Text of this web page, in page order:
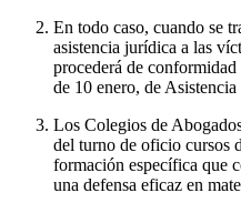
En todo caso, cuando se
asistencia jurídica a las
procederá de
de 10 enero, de
Los Colegios de
del turno de oficio cursos
formación específica que
una defensa eficaz en